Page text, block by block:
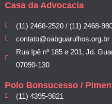
Casa da Advocacia
(11) 2468-2520 / (11) 2468-
contato@oabguarulhos.org.br
Rua Ipê nº 185 e 201, Jd.
07090-130
Polo Bonsucesso /
(11) 4395-9821